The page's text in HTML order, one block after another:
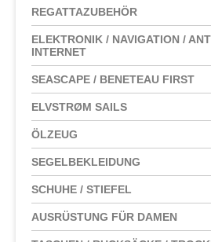
REGATTAZUBEHÖR
ELEKTRONIK / NAVIGATION /
INTERNET
SEASCAPE / BENETEAU FIRST
ELVSTRØM SAILS
ÖLZEUG
SEGELBEKLEIDUNG
SCHUHE / STIEFEL
AUSRÜSTUNG FÜR DAMEN